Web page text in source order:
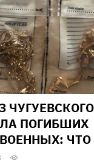
ПОГИБШИХ
ЧТО